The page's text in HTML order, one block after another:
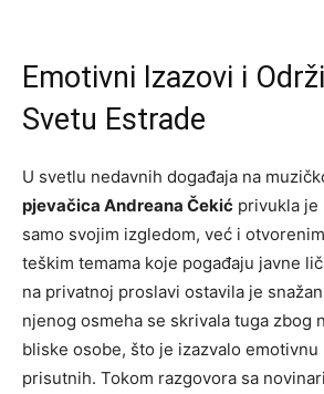
Emotivni Izazovi i
Svetu Estrade
U svetlu nedavnih događaja na
pjevačica Andreana Čekić privukla je
samo svojim izgledom, već i
teškim temama koje pogađaju javne
na privatnoj proslavi ostavila je
njenog osmeha se skrivala tuga zbog
bliske osobe, što je izazvalo emotivnu
prisutnih. Tokom razgovora sa